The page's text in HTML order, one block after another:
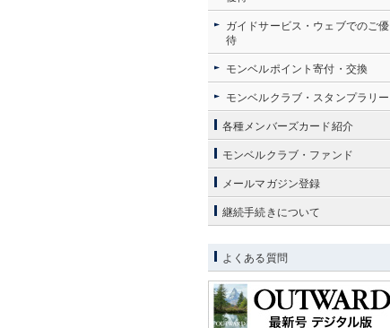
ガイドサービス・ウェブでのご優
待
モンベルポイント寄付・交換
モンベルクラブ・スタンプラリー
各種メンバーズカード紹介
モンベルクラブ・ファンド
メールマガジン登録
継続手続きについて
よくある質問